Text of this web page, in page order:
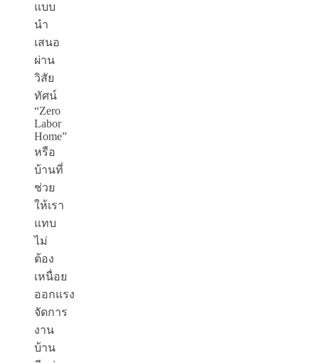
แบบ
นำ
เสนอ
ผ่าน
วิสัย
ทัศน์
“Zero
Labor
Home”
หรือ
บ้านที่
ช่วย
ให้เรา
แทบ
ไม่
ต้อง
เหนื่อย
ออกแรง
จัดการ
งาน
บ้าน